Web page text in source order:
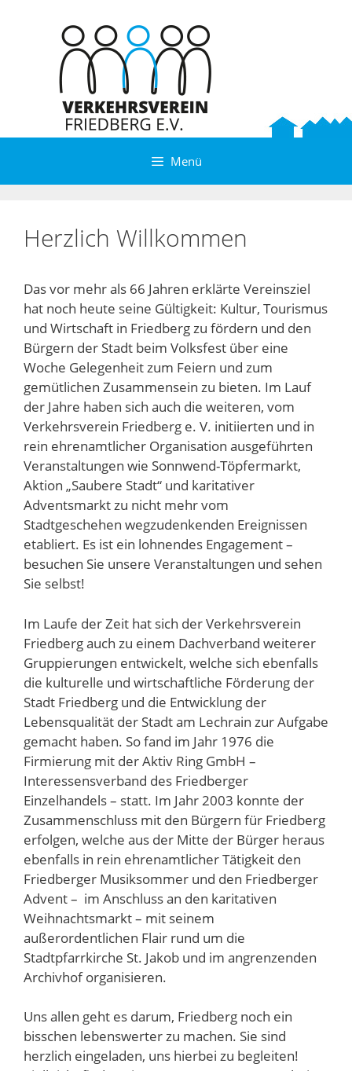
Menü
Herzlich Willkommen
Das vor mehr als 66 Jahren erklärte Vereinsziel
hat noch heute seine Gültigkeit: Kultur, Tourismus
und Wirtschaft in Friedberg zu fördern und den
Bürgern der Stadt beim Volksfest über eine
Woche Gelegenheit zum Feiern und zum
gemütlichen Zusammensein zu bieten. Im Lauf
der Jahre haben sich auch die weiteren, vom
Verkehrsverein Friedberg e. V. initiierten und in
rein ehrenamtlicher Organisation ausgeführten
Veranstaltungen wie Sonnwend-Töpfermarkt,
Aktion „Saubere Stadt“ und karitativer
Adventsmarkt zu nicht mehr vom
Stadtgeschehen wegzudenkenden Ereignissen
etabliert. Es ist ein lohnendes Engagement –
besuchen Sie unsere Veranstaltungen und sehen
Sie selbst!
Im Laufe der Zeit hat sich der Verkehrsverein
Friedberg auch zu einem Dachverband weiterer
Gruppierungen entwickelt, welche sich ebenfalls
die kulturelle und wirtschaftliche Förderung der
Stadt Friedberg und die Entwicklung der
Lebensqualität der Stadt am Lechrain zur Aufgabe
gemacht haben. So fand im Jahr 1976 die
Firmierung mit der Aktiv Ring GmbH –
Interessensverband des Friedberger
Einzelhandels – statt. Im Jahr 2003 konnte der
Zusammenschluss mit den Bürgern für Friedberg
erfolgen, welche aus der Mitte der Bürger heraus
ebenfalls in rein ehrenamtlicher Tätigkeit den
Friedberger Musiksommer und den Friedberger
Advent – im Anschluss an den karitativen
Weihnachtsmarkt – mit seinem
außerordentlichen Flair rund um die
Stadtpfarrkirche St. Jakob und im angrenzenden
Archivhof organisieren.
Uns allen geht es darum, Friedberg noch ein
bisschen lebenswerter zu machen. Sie sind
herzlich eingeladen, uns hierbei zu begleiten!